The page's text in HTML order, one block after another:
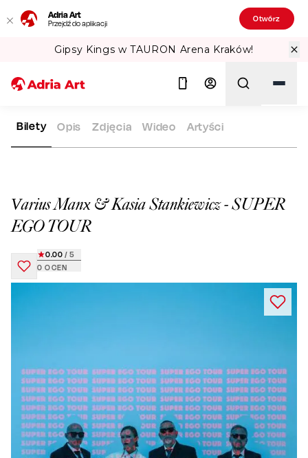
Adria Art
Przejdź do aplikacji Otwórz
Gipsy Kings w TAURON Arena Kraków!
ADRIA ART REPERTUAR VARIUS MANX & KASIA
Varius Manx & Kasia Stankiewicz - SUPER
EGO TOUR
0 OCEN
0.00 / 5
Bilety Opis Zdjęcia Wideo Artyści